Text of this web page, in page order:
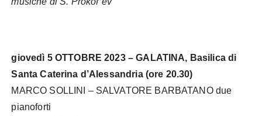
giovedì 5 OTTOBRE 2023 – GALATINA, Basilica di
Santa Caterina d’Alessandria (ore 20.30)
MARCO SOLLINI – SALVATORE BARBATANO due
pianoforti